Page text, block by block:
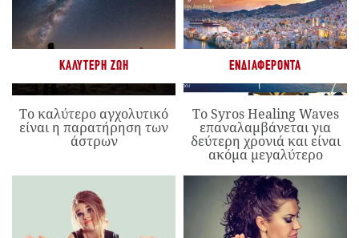
ΚΑΛΎΤΕΡΗ ΖΩΉ
Το καλύτερο αγχολυτικό
είναι η παρατήρηση των
άστρων
ΕΝΔΙΑΦΈΡΟΝΤΑ
Το Syros Healing Waves
επαναλαμβάνεται για
δεύτερη χρονιά και είναι
ακόμα μεγαλύτερο